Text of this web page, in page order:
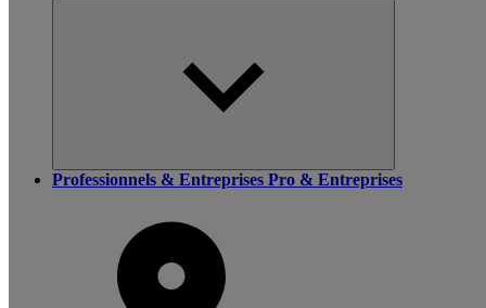
Professionnels & Entreprises Pro & Entreprises